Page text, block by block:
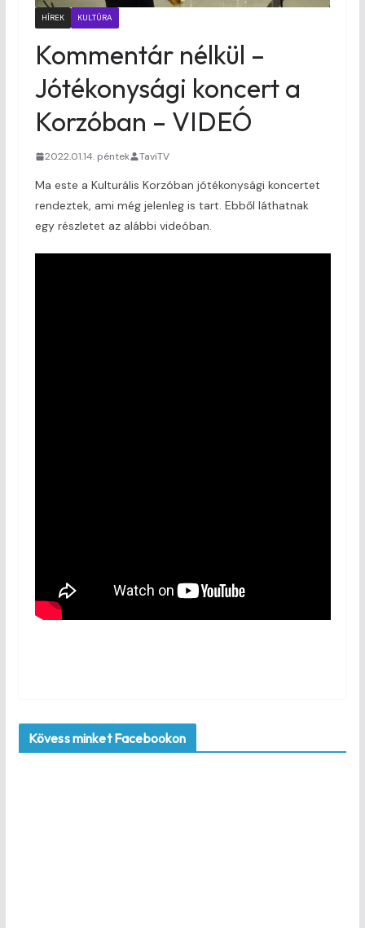
HÍREK KULTÚRA
Kommentár nélkül –
Jótékonysági koncert a
Korzóban – VIDEÓ
2022.01.14. péntek TaviTV
Ma este a Kulturális Korzóban jótékonysági koncertet
rendeztek, ami még jelenleg is tart. Ebből láthatnak
egy részletet az alábbi videóban.
Kövess minket Facebookon